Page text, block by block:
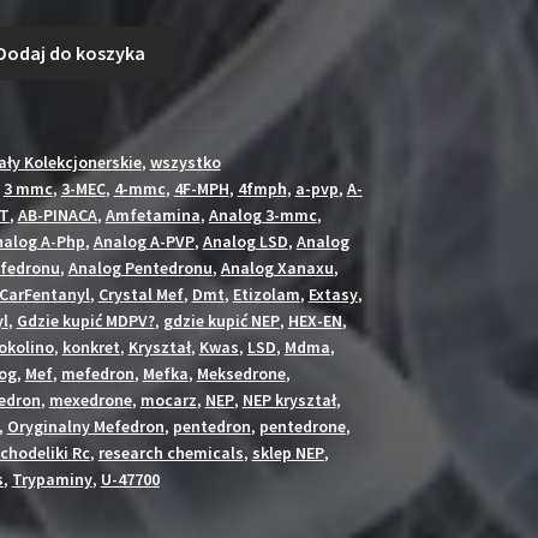
11.00zł.
do koszyka
Kolekcjonerskie, wszystko
3 mmc,3-MEC, 4-mmc, 4F-MPH, 4fmph, a-pvp, A-
,AB-PINACA, Amfetamina, Analog 3-mmc,
A-Php, Analog A-PVP, Analog LSD, Analog
, Analog Pentedronu, Analog Xanaxu,
, Crystal Mef, Dmt, Etizolam, Extasy,
, Gdzie kupić MDPV?, gdzie kupić NEP, HEX-EN,
, konkret, Kryształ, Kwas, LSD, Mdma,
, Mef, mefedron, Mefka, Meksedrone,
, mexedrone, mocarz, NEP, NEP kryształ,
Oryginalny Mefedron, pentedron, pentedrone,
Rc, research chemicals, sklep NEP,
, Trypaminy, U-47700